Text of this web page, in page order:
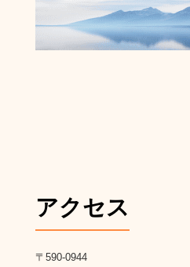
アクセス
〒590-0944